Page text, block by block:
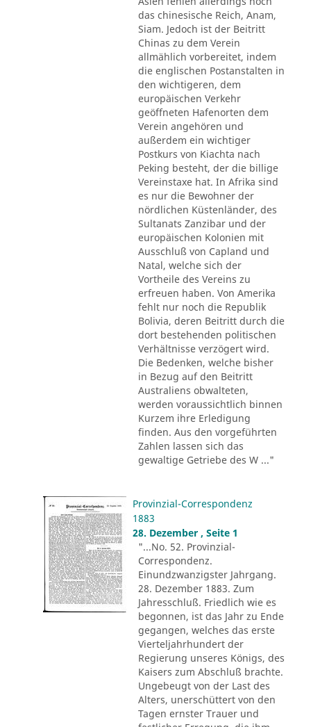
das chinesische Reich, Anam,
Siam. Jedoch ist der Beitritt
Chinas zu dem Verein
allmählich vorbereitet, indem
die englischen Postanstalten in
den wichtigeren, dem
europäischen Verkehr
geöffneten Hafenorten dem
Verein angehören und
außerdem ein wichtiger
Postkurs von Kiachta nach
Peking besteht, der die billige
Vereinstaxe hat. In Afrika sind
es nur die Bewohner der
nördlichen Küstenländer, des
Sultanats Zanzibar und der
europäischen Kolonien mit
Ausschluß von Capland und
Natal, welche sich der
Vortheile des Vereins zu
erfreuen haben. Von Amerika
fehlt nur noch die Republik
Bolivia, deren Beitritt durch die
dort bestehenden politischen
Verhältnisse verzögert wird.
Die Bedenken, welche bisher
in Bezug auf den Beitritt
Australiens obwalteten,
werden voraussichtlich binnen
Kurzem ihre Erledigung
finden. Aus den vorgeführten
Zahlen lassen sich das
gewaltige Getriebe des W ..."
Provinzial-Correspondenz
1883
28. Dezember , Seite 1
"...No. 52. Provinzial-
Correspondenz.
Einundzwanzigster Jahrgang.
28. Dezember 1883. Zum
Jahresschluß. Friedlich wie es
begonnen, ist das Jahr zu Ende
gegangen, welches das erste
Vierteljahrhundert der
Regierung unseres Königs, des
Kaisers zum Abschluß brachte.
Ungebeugt von der Last des
Alters, unerschüttert von den
Tagen ernster Trauer und